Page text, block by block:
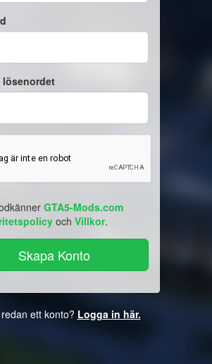
lösenordet
GTA5-Mods.com
och Villkor.
ett konto? Logga in här.